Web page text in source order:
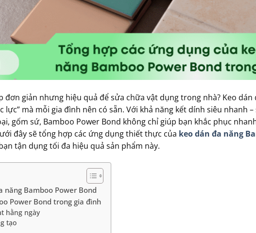
đơn giản nhưng hiệu quả để sửa chữa vật dụng trong nhà? Keo dán
lực” mà mỗi gia đình nên có sẵn. Với khả năng kết dính siêu nhanh
gốm sứ, Bamboo Power Bond không chỉ giúp bạn khắc phục
đây sẽ tổng hợp các ứng dụng thiết thực của keo dán đa năng
tận dụng tối đa hiệu quả sản phẩm này.
năng Bamboo Power Bond
Power Bond trong gia đình
hằng ngày
tạo